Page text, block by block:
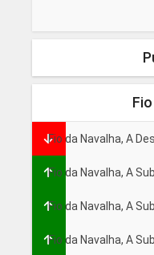
Fio da Navalha, A
Fio da Navalha, A
Fio da Navalha, A
Fio da Navalha, A